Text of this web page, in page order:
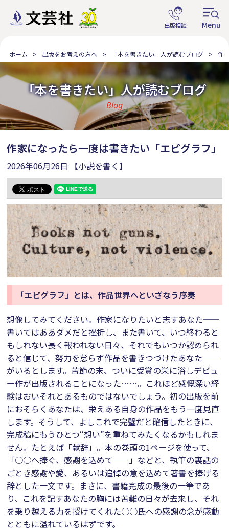
ホーム 出版をお考えの方へ 「本を書きたい」人が読むブログ 作
「本を書きたい」人が読むブログ
Blog
作家になったら一度は書きたい「エピグラフ」
2026年06月26日 【小説を書く】
「エピグラフ」とは、作品世界へといざなう序奏
想像してみてください。作家になりたいと志すあなた──
書いてはああダメだと挫折し、また書いて、いつ終わると
もしれない長く報われない日々、それでもいつか認められ
ると信じて、努力を怠らず作品を書きつづけたあなた──
がいるとします。苦節の末、ついに受賞の栄に浴しデビュ
ー作が出版されることになった……。これほど感慨深い経
験はおいそれとあるものではないでしょう。初の出版を前
におそらくあなたは、栄えある自身の作品をもう一度見直
します。そうして、よしこれで完璧だと確信したときに、
完成稿にもうひとつ“想い”を重ねてみたくなるかもしれま
せん。たとえば「献辞」。本の巻頭の1ページを使って、
「○○へ捧ぐ、感謝を込めて──」などと、執筆の裏話の
ごとき感謝や愛、あるいは追悼の意を込めて著書を捧げる
辞とした一文です。まさに、書籍完成の最後の一筆であ
り、これを記すあなたの胸には苦難の日々が去来し、それ
を乗り越える力を授けてくれた○○氏への感謝の念が感動
とともに溢れているはずです。